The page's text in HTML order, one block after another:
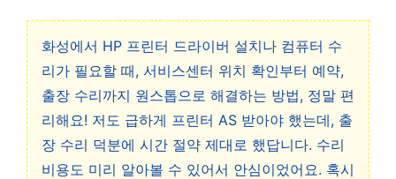
화성에서 HP 프린터 드라이버 설치나 컴퓨터 수
리가 필요할 때, 서비스센터 위치 확인부터 예약,
출장 수리까지 원스톱으로 해결하는 방법, 정말 편
리해요! 저도 급하게 프린터 AS 받아야 했는데, 출
장 수리 덕분에 시간 절약 제대로 했답니다. 수리
비용도 미리 알아볼 수 있어서 안심이었어요. 혹시